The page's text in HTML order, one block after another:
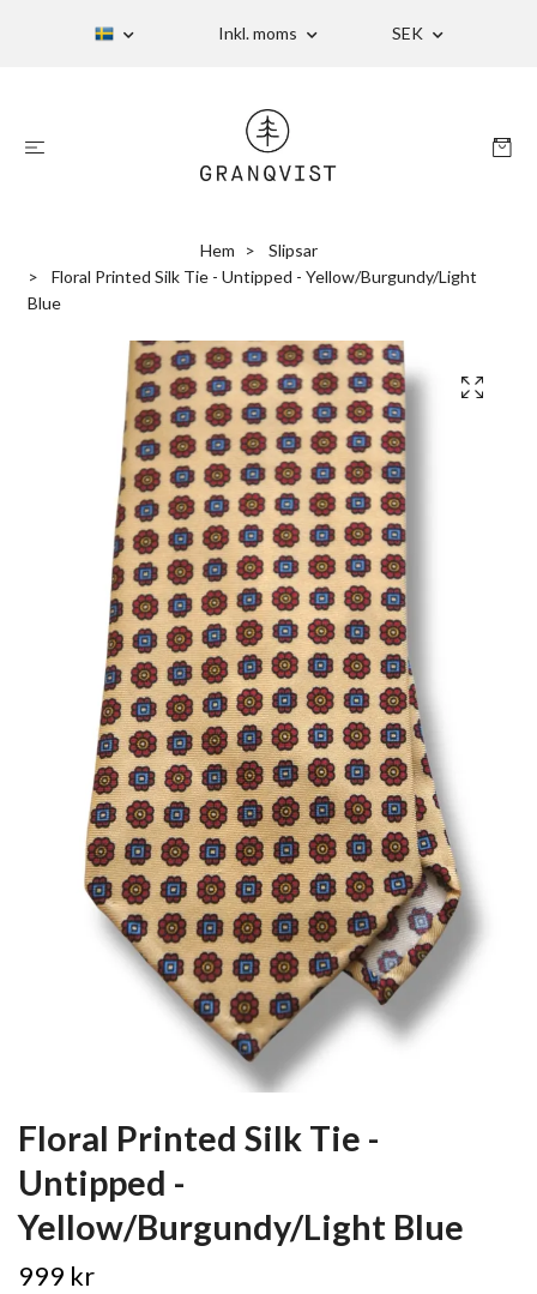
Inkl. moms SEK
Hem
Slipsar
Floral Printed Silk Tie - Untipped - Yellow/Burgundy/Light
Blue
Floral Printed Silk Tie -
Untipped -
Yellow/Burgundy/Light Blue
999 kr